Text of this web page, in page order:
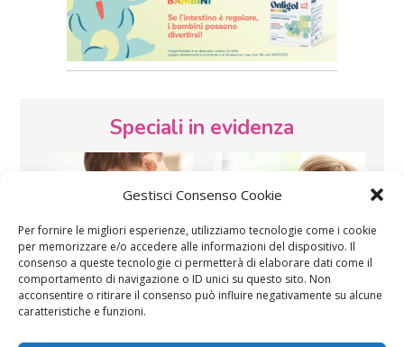
Gestisci Consenso Cookie
Per fornire le migliori esperienze, utilizziamo tecnologie come i cookie
per memorizzare e/o accedere alle informazioni del dispositivo. Il
consenso a queste tecnologie ci permetterà di elaborare dati come il
comportamento di navigazione o ID unici su questo sito. Non
acconsentire o ritirare il consenso può influire negativamente su alcune
caratteristiche e funzioni.
Speciali in evidenza
Vaccini SOS Pediatra